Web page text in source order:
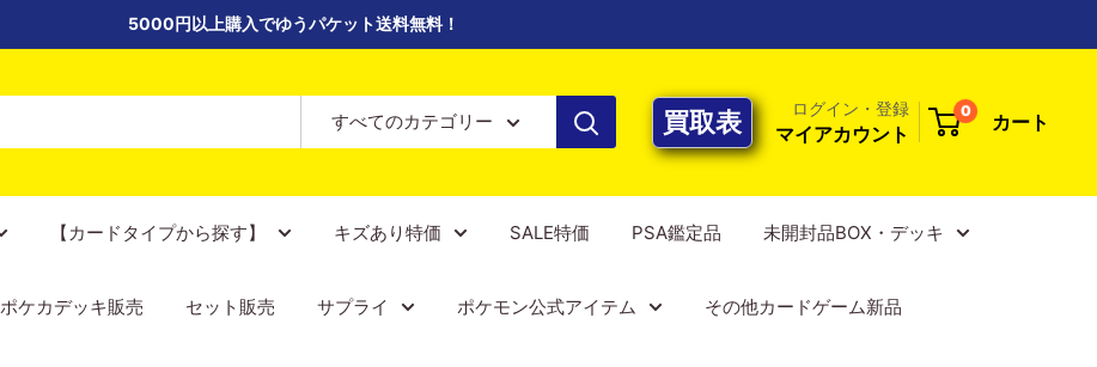
5000円以上購入でゆうパケット送料無料！
すべてのカテゴリー 買取表 ログイン・登録
マイアカウント
0 カート
【カードタイプから探す】 キズあり特価 SALE特価 PSA鑑定品 未開封品BOX・デッキ
ポケカデッキ販売 セット販売 サプライ ポケモン公式アイテム その他カードゲーム新品